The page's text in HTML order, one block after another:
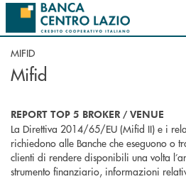
Salta al contenuto principale
MIFID
Mifid
REPORT TOP 5 BROKER / VENUE
La Direttiva 2014/65/EU (Mifid II) e i
richiedono alle Banche che eseguono o
clienti di rendere disponibili una volta
strumento finanziario, informazioni